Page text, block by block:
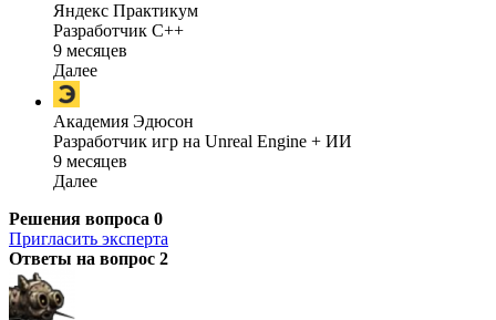
Яндекс Практикум
Разработчик C++
9 месяцев
Далее
Академия Эдюсон
Разработчик игр на Unreal Engine + ИИ
9 месяцев
Далее
Решения вопроса 0
Пригласить эксперта
Ответы на вопрос 2